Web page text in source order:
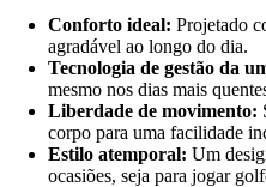
Conforto ideal: Projetado
agradável ao longo do dia.
Tecnologia de gestão da
mesmo nos dias mais
Liberdade de movimento:
corpo para uma facilidade
Estilo atemporal: Um
ocasiões, seja para jogar